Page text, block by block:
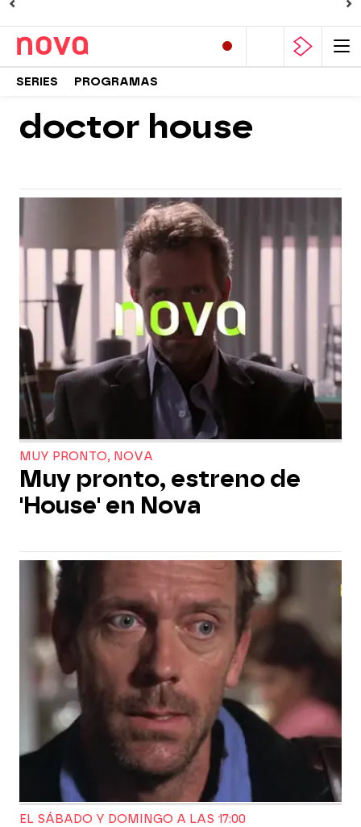
SERIES PROGRAMAS
doctor house
MUY PRONTO, NOVA
Muy pronto, estreno de
'House' en Nova
EL SÁBADO Y DOMINGO A LAS 17:00